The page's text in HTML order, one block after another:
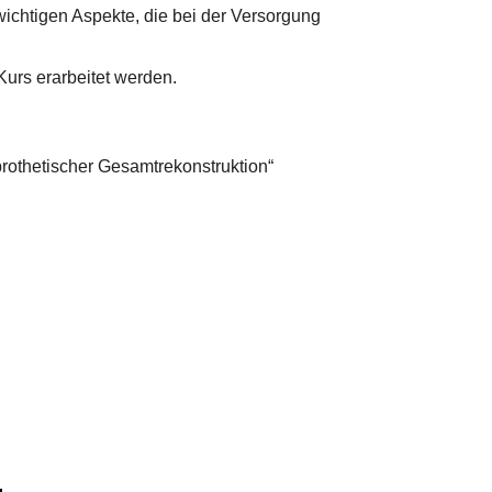
Aspekte, die bei der Versorgung
erarbeitet werden.
Gesamtrekonstruktion“